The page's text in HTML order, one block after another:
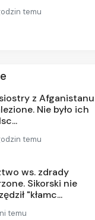
temu
z Afganistanu
Nie było ich
temu
ws. zdrady
Sikorski nie
"kłamc...
temu